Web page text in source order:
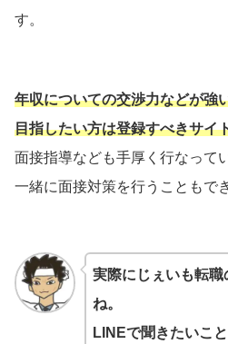
す。
年収についての交渉力などが強
目指したい方は登録すべきサイ
面接指導なども手厚く行なって
一緒に面接対策を行うこともで
実際にじぇいも転
ね。
LINEで聞きたいこ